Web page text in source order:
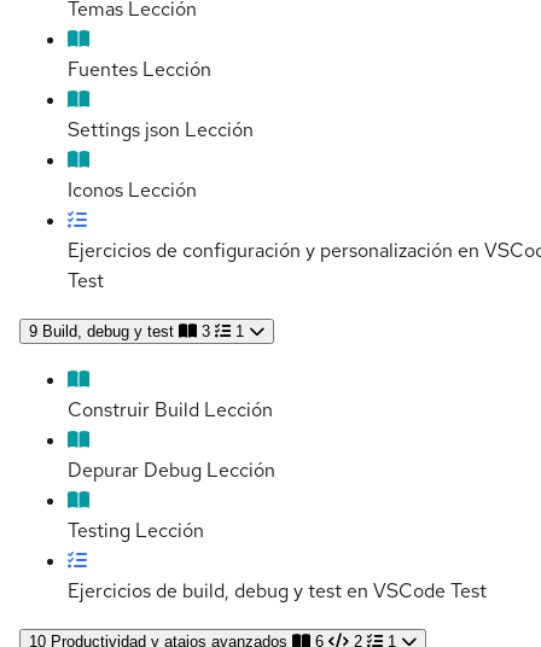
Temas Lección
Fuentes Lección
Settings json Lección
Iconos Lección
Ejercicios de configuración y personalización en
Test
9 Build, debug y test 3 1
Construir Build Lección
Depurar Debug Lección
Testing Lección
Ejercicios de build, debug y test en VSCode Test
10 Productividad y atajos avanzados 6 2 1